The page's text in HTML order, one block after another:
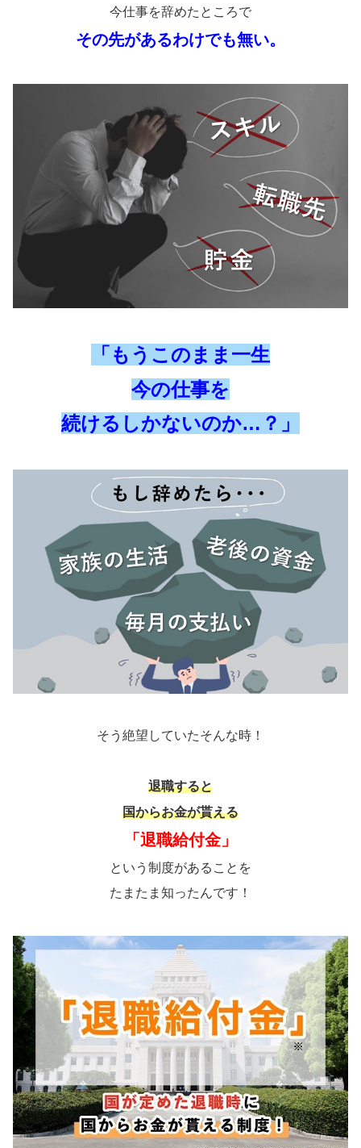
今仕事を辞めたところで
その先があるわけでも無い。
「もうこのまま一生
今の仕事を
続けるしかないのか…？」
そう絶望していたそんな時！
退職すると
国からお金が貰える
「退職給付金」
という制度があることを
たまたま知ったんです！